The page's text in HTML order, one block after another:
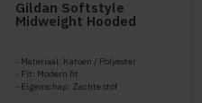
Gildan Softstyle
Midweight Hooded
Sweater for kids
Materiaal: Katoen / Polyester
Fit: Modern fit
Eigenschap: Zachte stof